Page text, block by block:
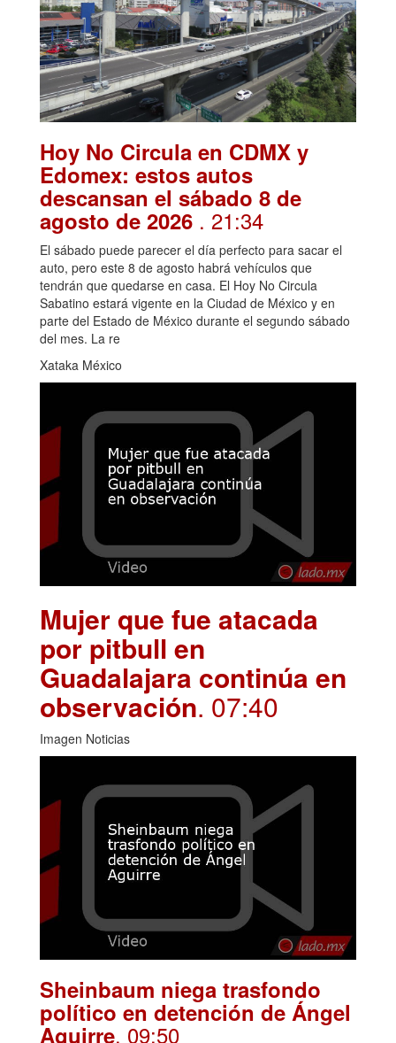
Hoy No Circula en CDMX y
Edomex: estos autos
descansan el sábado 8 de
agosto de 2026 . 21:34
El sábado puede parecer el día perfecto para sacar el
auto, pero este 8 de agosto habrá vehículos que
tendrán que quedarse en casa. El Hoy No Circula
Sabatino estará vigente en la Ciudad de México y en
parte del Estado de México durante el segundo sábado
del mes. La re
Xataka México
Mujer que fue atacada
por pitbull en
Guadalajara continúa en
observación. 07:40
Imagen Noticias
Sheinbaum niega trasfondo
político en detención de Ángel
Aguirre. 09:50